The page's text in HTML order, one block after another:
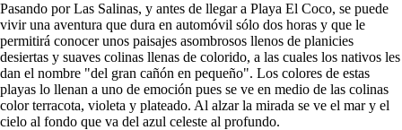
Pasando por Las Salinas, y antes de llegar a Playa El Coco, se puede
vivir una aventura que dura en automóvil sólo dos horas y que le
permitirá conocer unos paisajes asombrosos llenos de planicies
desiertas y suaves colinas llenas de colorido, a las cuales los nativos les
dan el nombre "del gran cañón en pequeño". Los colores de estas
playas lo llenan a uno de emoción pues se ve en medio de las colinas
color terracota, violeta y plateado. Al alzar la mirada se ve el mar y el
cielo al fondo que va del azul celeste al profundo.